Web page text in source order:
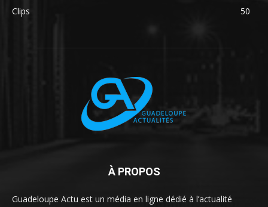
Clips
50
À PROPOS
Guadeloupe Actu est un média en ligne dédié à l’actualité